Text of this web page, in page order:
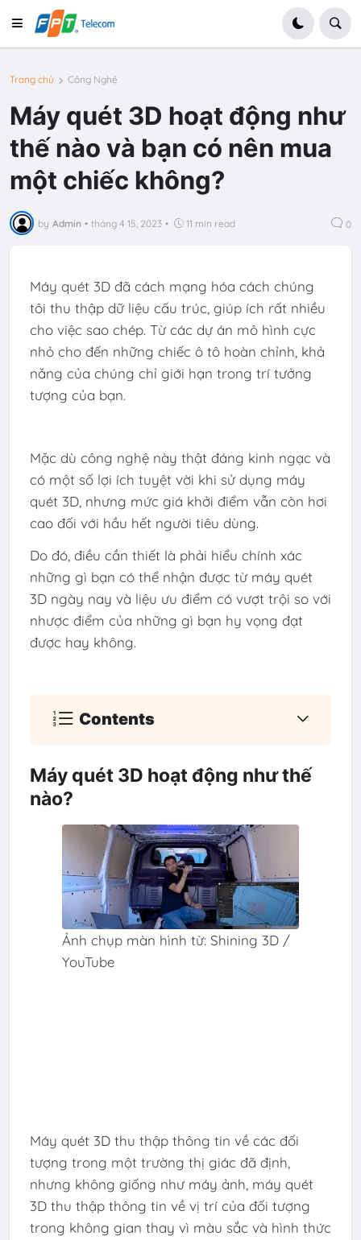
Trang chủ Công Nghệ
Máy quét 3D hoạt động như
thế nào và bạn có nên mua
một chiếc không?
by Admin • tháng 4 15, 2023 • 11 min read 0
Máy quét 3D đã cách mạng hóa cách chúng
tôi thu thập dữ liệu cấu trúc, giúp ích rất nhiều
cho việc sao chép. Từ các dự án mô hình cực
nhỏ cho đến những chiếc ô tô hoàn chỉnh, khả
năng của chúng chỉ giới hạn trong trí tưởng
tượng của bạn.
Mặc dù công nghệ này thật đáng kinh ngạc và
có một số lợi ích tuyệt vời khi sử dụng máy
quét 3D, nhưng mức giá khởi điểm vẫn còn hơi
cao đối với hầu hết người tiêu dùng.
Do đó, điều cần thiết là phải hiểu chính xác
những gì bạn có thể nhận được từ máy quét
3D ngày nay và liệu ưu điểm có vượt trội so với
nhược điểm của những gì bạn hy vọng đạt
được hay không.
Contents
Máy quét 3D hoạt động như thế
nào?
Ảnh chụp màn hình từ: Shining 3D /
YouTube
Máy quét 3D thu thập thông tin về các đối
tượng trong một trường thị giác đã định,
nhưng không giống như máy ảnh, máy quét
3D thu thập thông tin về vị trí của đối tượng
trong không gian thay vì màu sắc và hình thức